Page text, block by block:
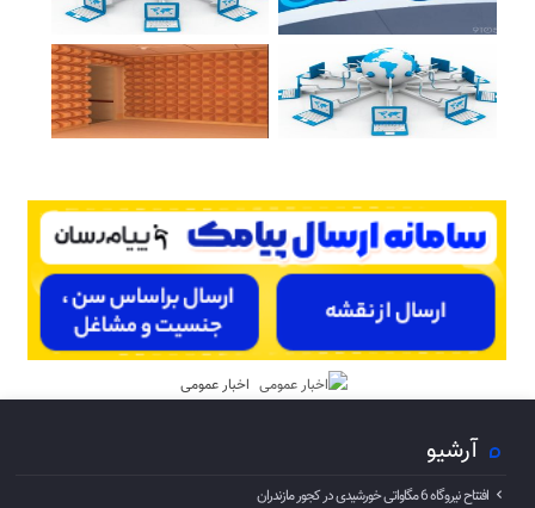
اخبار عمومی
آرشیو
افتتاح نیروگاه 6 مگاواتی خورشیدی در کجور مازندران